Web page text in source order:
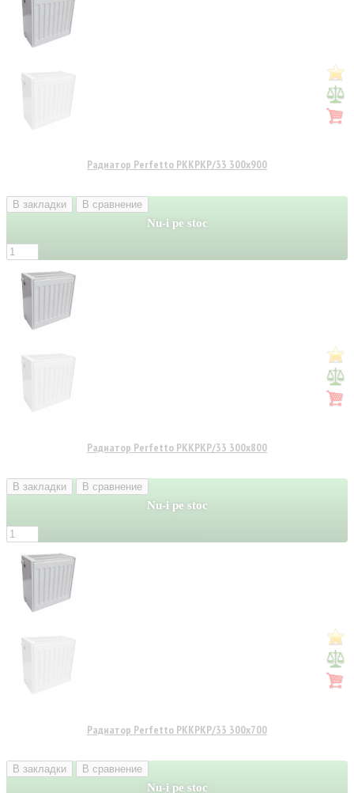
Радиатор Perfetto PKKPKP/33 300x900
В закладки В сравнение
Nu-i pe stoc
Радиатор Perfetto PKKPKP/33 300x800
В закладки В сравнение
Nu-i pe stoc
Радиатор Perfetto PKKPKP/33 300x700
В закладки В сравнение
Nu-i pe stoc